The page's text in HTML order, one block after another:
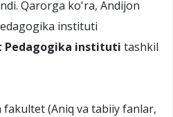
Qarorga ko'ra, Andijon
instituti
Pedagogika instituti tashkil
(Aniq va tabiiy fanlar,